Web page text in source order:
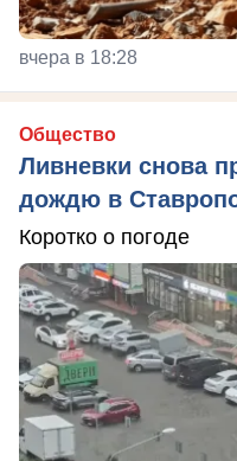
вчера в 18:28
Общество
Ливневки снова
дождю в
Коротко о погоде